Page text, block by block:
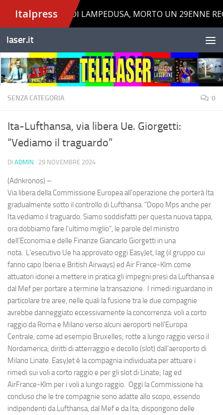
Salta al contenuto
laser.it
SENZA CATEGORIA 0
Ita-Lufthansa, via libera Ue. Giorgetti:
“Vediamo il traguardo”
DI ADMIN · 29 NOVEMBRE 2024
(Adnkronos) –
Via libera della Commissione Europea all'operazione che porterà Ita
gradualmente sotto il controllo di Lufthansa. "Dopo Mps anche per
Ita vediamo il traguardo. Siamo soddisfatti per questa nuova tappa,
ora dobbiamo fare l'ultimo miglio", le parole del ministro
dell'Economia e delle Finanze Giancarlo Giorgetti in una
nota. L'esecutivo Ue ha approvato oggi EasyJet, Iag (il gruppo cui
fanno capo Iberia e British Airways) ed Air France-Klm come
attuatori idonei a mettere in pratica gli impegni presi da Lufthansa e
dal Mef per portare a termine la transazione. I rimedi riguardano in
particolare tre aree, nelle quali la fusione tra le due compagnie
avrebbe danneggiato eccessivamente la concorrenza: voli a corto
raggio da Roma e Milano verso alcuni aeroporti nell'Europa
Centrale, come ad esempio Bruxelles; rotte a lungo raggio verso il
Nordamerica; diritti di atterraggio e decollo (slot) dall'aeroporto di
Milano Linate. EasyJet è la compagnia individuata per attuare i
rimedi sui voli a corto raggio e per gli slot di Linate; Iag ed
AirFrance-Klm per i voli a lungo raggio. Oggi la Commissione ha
concluso che le tre compagnie sono adatte allo scopo, essendo
indipendenti da Lufthansa, dal Mef e da Ita; dispongono delle